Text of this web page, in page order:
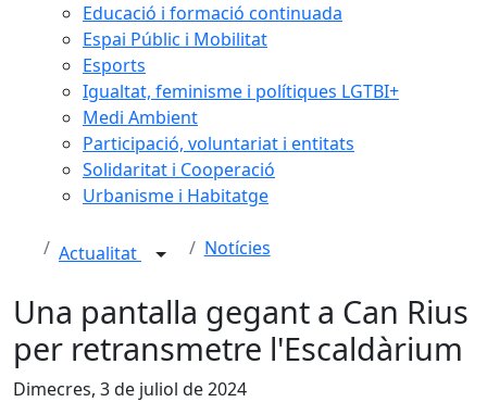
Educació i formació continuada
Espai Públic i Mobilitat
Esports
Igualtat, feminisme i polítiques LGTBI+
Medi Ambient
Participació, voluntariat i entitats
Solidaritat i Cooperació
Urbanisme i Habitatge
Actualitat Notícies
Una pantalla gegant a Can Rius
per retransmetre l'Escaldàrium
Dimecres, 3 de juliol de 2024